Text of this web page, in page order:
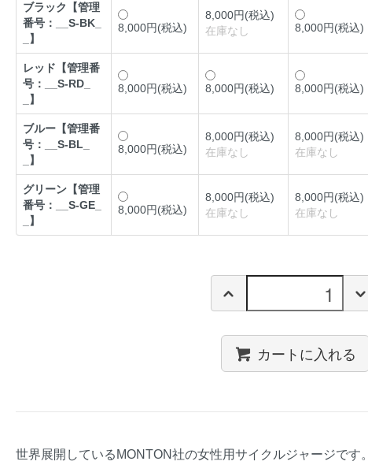
ブラック【管理
番号：__S-BK_
_】
8,000円(税込)
8,000円(税込)
在庫なし
8,000円(税込)
レッド【管理番
号：__S-RD_
_】
8,000円(税込) 8,000円(税込) 8,000円(税込)
ブルー【管理番
号：__S-BL_
_】
8,000円(税込)
8,000円(税込)
在庫なし
8,000円(税込)
在庫なし
グリーン【管理
番号：__S-GE_
_】
8,000円(税込)
8,000円(税込)
在庫なし
8,000円(税込)
在庫なし
カートに入れる
世界展開しているMONTON社の女性用サイクルジャージです。